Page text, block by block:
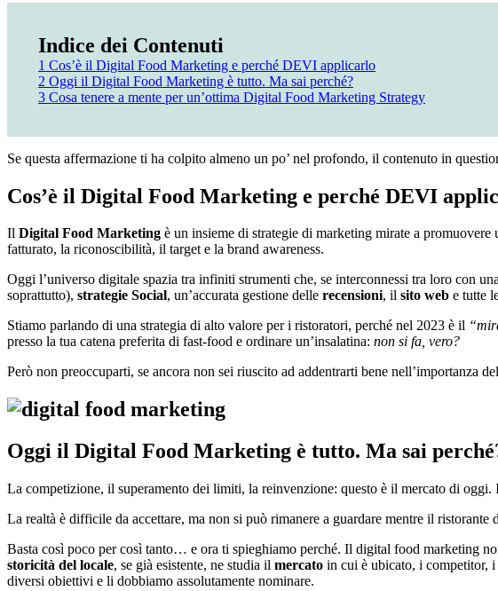
Indice dei Contenuti
1 Cos’è il Digital Food Marketing e perché DEVI applicarlo
2 Oggi il Digital Food Marketing è tutto. Ma sai perché?
3 Cosa tenere a mente per un’ottima Digital Food Marketing Strategy
Se questa affermazione ti ha colpito almeno un po’ nel profondo, il contenuto in
Cos’è il Digital Food Marketing e perché DEVI
Il Digital Food Marketing è un insieme di strategie di marketing mirate a
fatturato, la riconoscibilità, il target e la brand awareness.
Oggi l’universo digitale spazia tra infiniti strumenti che, se interconnessi tra loro con
soprattutto), strategie Social, un’accurata gestione delle recensioni, il sito web e tutte
Stiamo parlando di una strategia di alto valore per i ristoratori, perché nel 2023 è il
presso la tua catena preferita di fast-food e ordinare un’insalatina: non si fa, vero?
Però non preoccuparti, se ancora non sei riuscito ad addentrarti bene nell’importanza
Oggi il Digital Food Marketing è tutto. Ma sai
La competizione, il superamento dei limiti, la reinvenzione: questo è il mercato di oggi.
La realtà è difficile da accettare, ma non si può rimanere a guardare mentre il
Basta così poco per così tanto… e ora ti spieghiamo perché. Il digital food marketing
storicità del locale, se già esistente, ne studia il mercato in cui è ubicato, i competitor, i
diversi obiettivi e li dobbiamo assolutamente nominare.